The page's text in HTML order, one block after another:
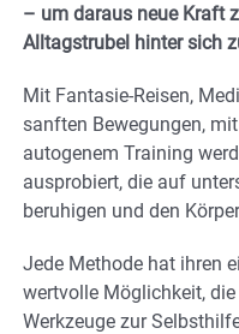
– um daraus neue Kraft
Alltagstrubel hinter sich
Mit Fantasie-Reisen,
sanften Bewegungen,
autogenem Training
ausprobiert, die auf
beruhigen und den
Jede Methode hat ihren
wertvolle Möglichkeit,
Werkzeuge zur